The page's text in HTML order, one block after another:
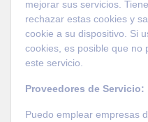
mejorar sus servicios.
rechazar estas cookies y
cookie a su dispositivo. Si
cookies, es posible que no
este servicio.
Proveedores de Servicio:
Puedo emplear empresas